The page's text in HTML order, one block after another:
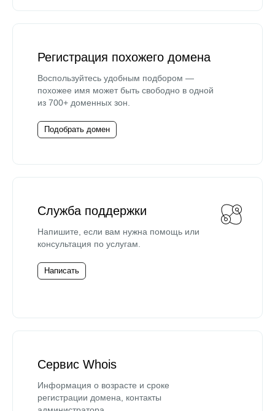
Регистрация похожего домена
Воспользуйтесь удобным подбором —
похожее имя может быть свободно в одной
из 700+ доменных зон.
Подобрать домен
Служба поддержки
Напишите, если вам нужна помощь или
консультация по услугам.
Написать
Сервис Whois
Информация о возрасте и сроке
регистрации домена, контакты